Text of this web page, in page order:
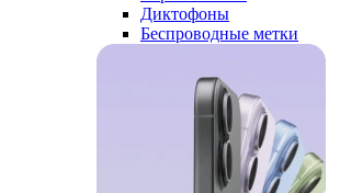
Диктофоны
Беспроводные метки